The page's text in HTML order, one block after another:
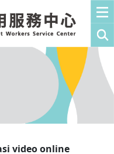
video online